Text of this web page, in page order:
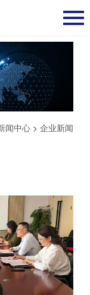
闻中心 >企业新闻